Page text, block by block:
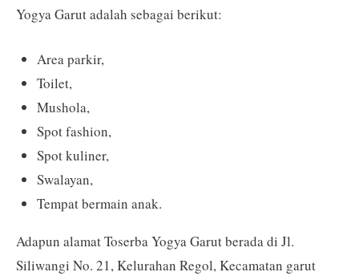
Yogya Garut adalah sebagai berikut:
Area parkir,
Toilet,
Mushola,
Spot fashion,
Spot kuliner,
Swalayan,
Tempat bermain anak.
Adapun alamat Toserba Yogya Garut berada di Jl.
Siliwangi No. 21, Kelurahan Regol, Kecamatan garut